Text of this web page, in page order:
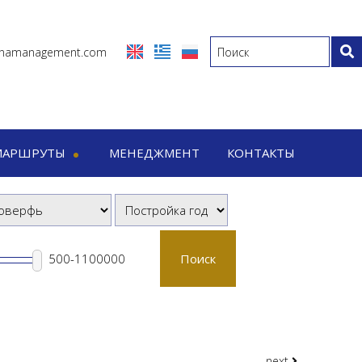
маршруты
маршруты
МЕНЕДЖМЕНТ КОНТАКТЫ
Поиск